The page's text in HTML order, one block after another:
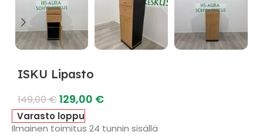
ISKU Lipasto
149,00€129,00 €
Varasto loppu
Ilmainen toimitus 24 tunnin sisällä